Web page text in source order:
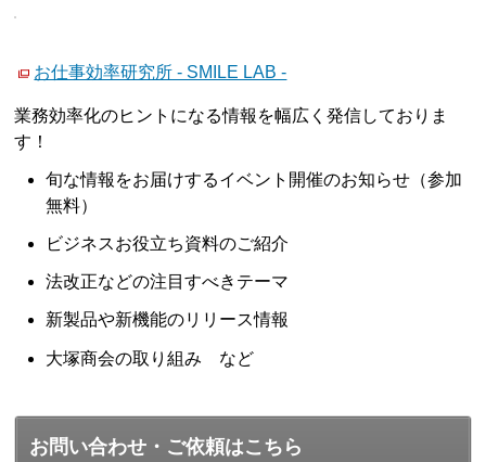
お仕事効率研究所 - SMILE LAB -
業務効率化のヒントになる情報を幅広く発信しておりま
す！
旬な情報をお届けするイベント開催のお知らせ（参加
無料）
ビジネスお役立ち資料のご紹介
法改正などの注目すべきテーマ
新製品や新機能のリリース情報
大塚商会の取り組み など
お問い合わせ・ご依頼はこちら